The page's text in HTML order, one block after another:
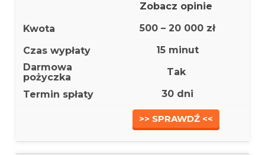
Zobacz opinie
500 – 20 000 zł
15 minut
Tak
30 dni
>> SPRAWDŹ <<